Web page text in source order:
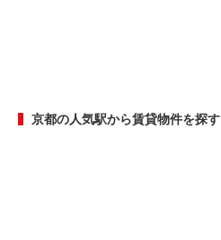
京都の人気駅から賃貸物件を探す